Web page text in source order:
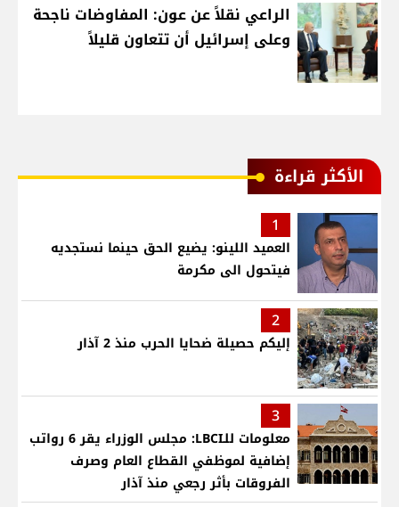
الراعي نقلاً عن عون: المفاوضات ناجحة
وعلى إسرائيل أن تتعاون قليلاً
الأكثر قراءة
1
العميد اللينو: يضيع الحق حينما نستجديه
فيتحول الى مكرمة
2
إليكم حصيلة ضحايا الحرب منذ 2 آذار
3
معلومات للـLBCI: مجلس الوزراء يقر 6 رواتب
إضافية لموظفي القطاع العام وصرف
الفروقات بأثر رجعي منذ آذار